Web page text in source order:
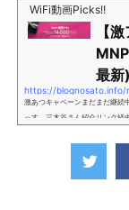
WiFi動画Picks!!
【
最新)
https://blognosato.info/
激あつキャペーンまだまだ継続
っす。三木谷さん紹介リンク
け」とも思えるポイントばら
別招待ページから楽天モバイ...